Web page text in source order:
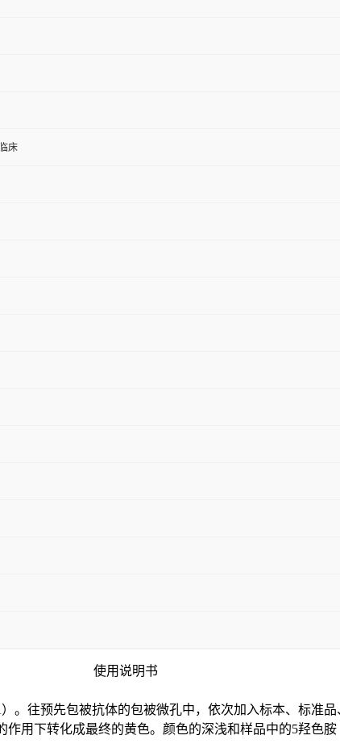
床
使用说明书
。往预先包被抗体的包被微孔中，依次加入标本、标准
用下转化成最终的黄色。颜色的深浅和样品中的5羟色胺